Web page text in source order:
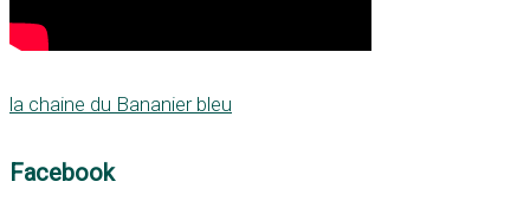
la chaine du Bananier bleu
Facebook